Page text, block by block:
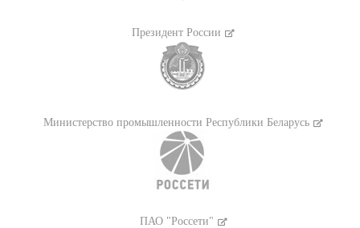
Президент России
Министерство промышленности Республики Беларусь
ПАО "Россети"